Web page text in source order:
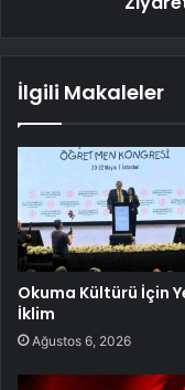
İlgili Makaleler
Okuma Kültürü İçin
İklim
Ağustos 6, 2026